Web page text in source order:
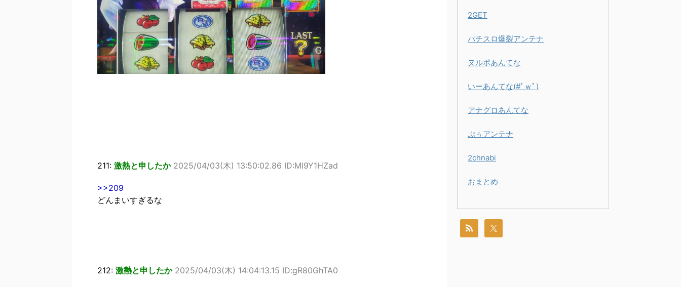
211: 激熱と申したか 2025/04/03(木) 13:50:02.86 ID:Ml9Y1HZad
>>209
どんまいすぎるな
212: 激熱と申したか 2025/04/03(木) 14:04:13.15 ID:gR80GhTA0
2GET
パチスロ爆裂アンテナ
ヌルポあんてな
いーあんてな(#ﾟｗﾟ)
アナグロあんてな
ぷぅアンテナ
2chnabi
おまとめ